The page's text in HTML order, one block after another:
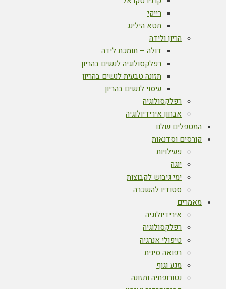
רייקי
תטא הילינג
הריון ולידה
דולה – תומכת לידה
רפלקסולוגיה לנשים בהריון
תזונה טבעית לנשים בהריון
עיסוי לנשים בהריון
רפלקסולוגיה
אבחון אירידיולוגיה
המטפלים שלנו
קורסים וסדנאות
פעילויות
יוגה
ימי גיבוש לקבוצות
סטודיו להשכרה
מאמרים
אירידיולוגיה
רפלקסולוגיה
טיפולי אנרגיה
רפואה סינית
מגע וגוף
נטורופתיה ותזונה